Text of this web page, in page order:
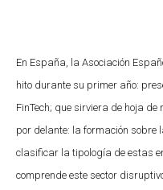
En España, la Asociación
hito durante su primer año:
FinTech; que sirviera de hoja
por delante: la formación sobre
clasificar la tipología de estas
comprende este sector